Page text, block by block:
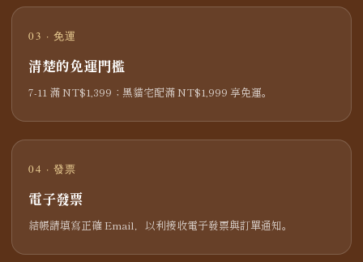
03 · 免運
清楚的免運門檻
7-11 滿 NT$1,399；黑貓宅配滿 NT$1,999 享免運。
04 · 發票
電子發票
結帳請填寫正確 Email，以利接收電子發票與訂單通知。